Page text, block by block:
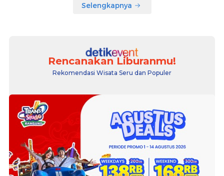
Selengkapnya
Rencanakan Liburanmu!
Rekomendasi Wisata Seru dan Populer